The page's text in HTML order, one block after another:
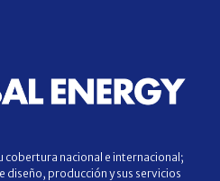
cobertura nacional e internacional;
diseño, producción y sus servicios